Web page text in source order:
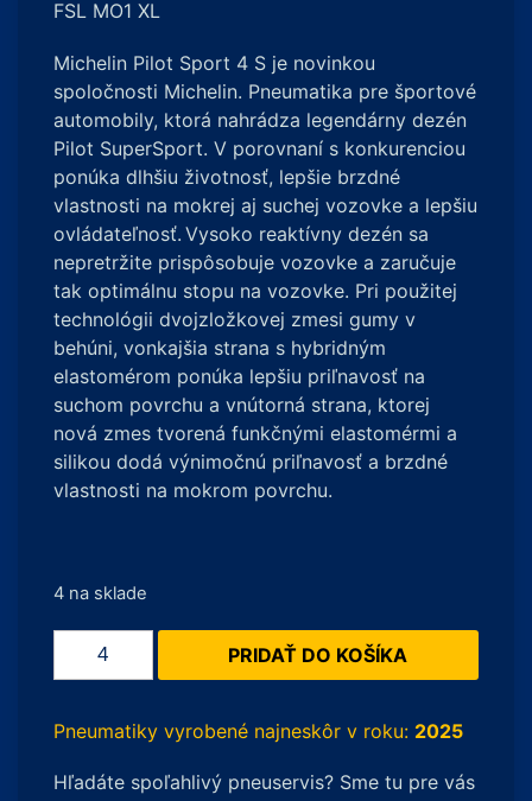
FSL MO1 XL
Michelin Pilot Sport 4 S je novinkou
spoločnosti Michelin. Pneumatika pre športové
automobily, ktorá nahrádza legendárny dezén
Pilot SuperSport. V porovnaní s konkurenciou
ponúka dlhšiu životnosť, lepšie brzdné
vlastnosti na mokrej aj suchej vozovke a lepšiu
ovládateľnosť. Vysoko reaktívny dezén sa
nepretržite prispôsobuje vozovke a zaručuje
tak optimálnu stopu na vozovke. Pri použitej
technológii dvojzložkovej zmesi gumy v
behúni, vonkajšia strana s hybridným
elastomérom ponúka lepšiu priľnavosť na
suchom povrchu a vnútorná strana, ktorej
nová zmes tvorená funkčnými elastomérmi a
silikou dodá výnimočnú priľnavosť a brzdné
vlastnosti na mokrom povrchu.
4 na sklade
množstvo
Sport
255/30
PRIDAŤ DO KOŠÍKA
Pneumatiky vyrobené najneskôr v roku: 2025
Hľadáte spoľahlivý pneuservis? Sme tu pre vás